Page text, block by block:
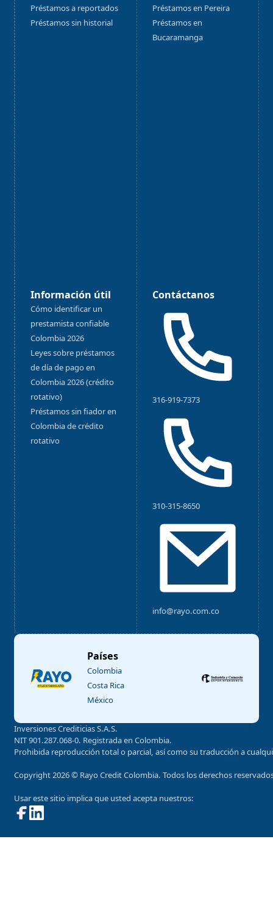
Préstamos a reportados
Préstamos sin historial
Préstamos en Pereira
Préstamos en
Bucaramanga
Información útil
Cómo identificar un
prestamista confiable
Colombia 2026
Leyes sobre préstamos
de día de pago en
Colombia 2026 (crédito
rotativo)
Préstamos sin fiador en
Colombia de crédito
rotativo
Contáctanos
316-919-7373
310-315-8650
info@rayo.com.co
Países
Colombia
Costa Rica
México
Inversiones Crediticias S.A.S.
NIT 901.287.068-0. Registrada en Colombia.
Prohibida reproducción total o parcial, así como su traducción a
Copyright 2026 © Rayo Credit Colombia. Todos los derechos
Usar este sitio implica que usted acepta nuestros:
Follow us on Facebook
Follow us on X